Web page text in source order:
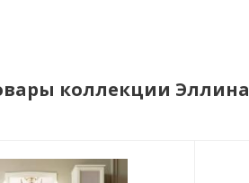
коллекции Эллина